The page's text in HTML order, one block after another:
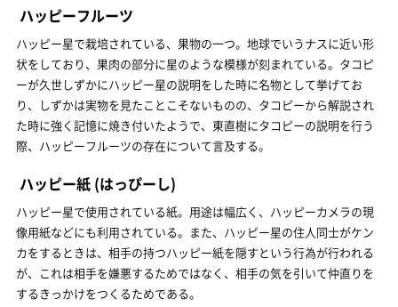
ハッピーフルーツ
ハッピー星で栽培されている、果物の一つ。地球でいうナスに近い形
状をしており、果肉の部分に星のような模様が刻まれている。タコピ
ーが久世しずかにハッピー星の説明をした時に名物として挙げてお
り、しずかは実物を見たことこそないものの、タコピーから解説され
た時に強く記憶に焼き付いたようで、東直樹にタコピーの説明を行う
際、ハッピーフルーツの存在について言及する。
ハッピー紙 (はっぴーし)
ハッピー星で使用されている紙。用途は幅広く、ハッピーカメラの現
像用紙などにも利用されている。また、ハッピー星の住人同士がケン
カをするときは、相手の持つハッピー紙を隠すという行為が行われる
が、これは相手を嫌悪するためではなく、相手の気を引いて仲直りを
するきっかけをつくるためである。